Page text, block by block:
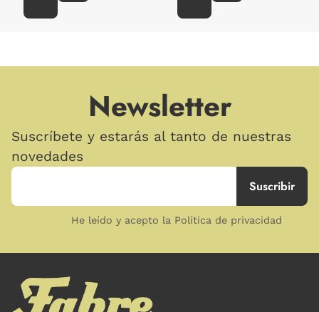
Newsletter
Suscríbete y estarás al tanto de nuestras
novedades
He leído y acepto la Política de privacidad